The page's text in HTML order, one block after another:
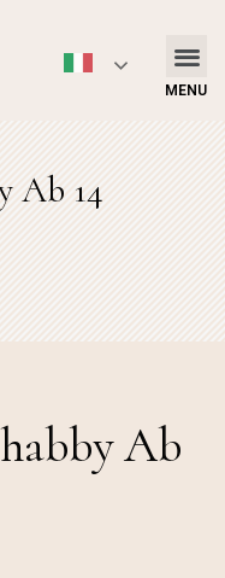
MENU
Ab 14
Ab